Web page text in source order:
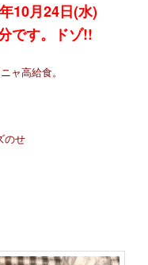
10月24日(水)
です。ドゾ!!
ャ高給食。
のせ